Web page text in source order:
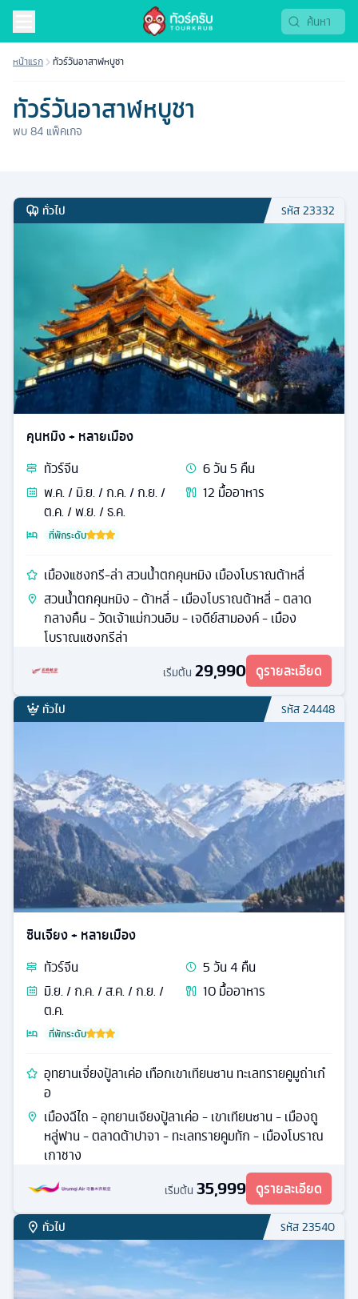
หน้าแรก ทัวร์วันอาสาฬหบูชา
ทัวร์วันอาสาฬหบูชา
พบ84 แพ็คเกจ
ทั่วไป รหัส23332
คุนหมิง + หลายเมือง
ทัวร์จีน 6วัน5 คืน
พ.ค. / มิ.ย. / ก.ค. / ก.ย. /
ต.ค. / พ.ย. / ธ.ค.
12 มื้ออาหาร
ที่พักระดับ
เมืองแชงกรี-ล่า สวนน้ำตกคุนหมิง เมืองโบราณต้าหลี่
สวนน้ำตกคุนหมิง - ต้าหลี่ - เมืองโบราณต้าหลี่ - ตลาด
กลางคืน - วัดเจ้าแม่กวนอิม - เจดีย์สามองค์ - เมือง
โบราณแชงกรีล่า
เริ่มต้น 29,990 ดูรายละเอียด
ทั่วไป รหัส24448
ซินเจียง + หลายเมือง
ทัวร์จีน 5วัน4 คืน
มิ.ย. / ก.ค. / ส.ค. / ก.ย. /
ต.ค.
10มื้ออาหาร
ที่พักระดับ
อุทยานเจี่ยงปู้ลาเค่อ เทือกเขาเทียนซาน ทะเลทรายคูมูถ่าเก๋
อ
เมืองฉีไถ - อุทยานเจียงปู้ลาเค่อ - เขาเทียนซาน - เมืองถู
หลู่ฟาน - ตลาดต้าปาจา - ทะเลทรายคูมทัก - เมืองโบราณ
เกาชาง
เริ่มต้น 35,999 ดูรายละเอียด
ทั่วไป รหัส23540